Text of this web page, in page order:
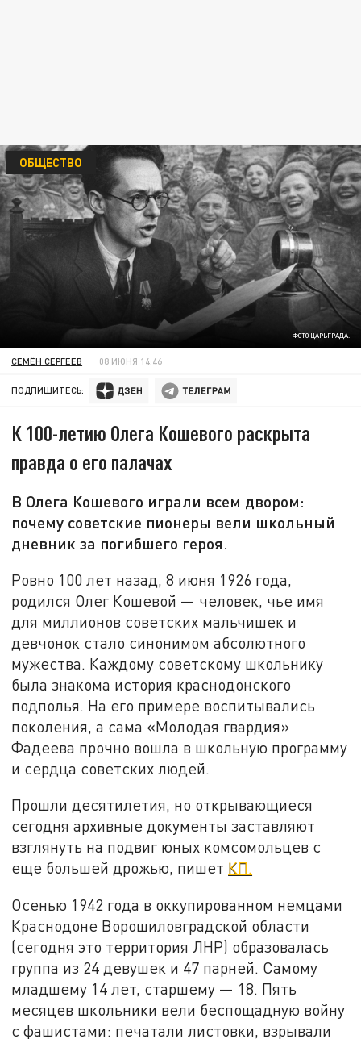
ФОТО ЦАРЬГРАДА.
ОБЩЕСТВО
СЕМЁН СЕРГЕЕВ 08 ИЮНЯ 14:46
ПОДПИШИТЕСЬ:
К 100-летию Олега Кошевого раскрыта
правда о его палачах
В Олега Кошевого играли всем двором:
почему советские пионеры вели школьный
дневник за погибшего героя.
Ровно 100 лет назад, 8 июня 1926 года,
родился Олег Кошевой — человек, чье имя
для миллионов советских мальчишек и
девчонок стало синонимом абсолютного
мужества. Каждому советскому школьнику
была знакома история краснодонского
подполья. На его примере воспитывались
поколения, а сама «Молодая гвардия»
Фадеева прочно вошла в школьную программу
и сердца советских людей.
Прошли десятилетия, но открывающиеся
сегодня архивные документы заставляют
взглянуть на подвиг юных комсомольцев с
еще большей дрожью, пишет КП.
Осенью 1942 года в оккупированном немцами
Краснодоне Ворошиловградской области
(сегодня это территория ЛНР) образовалась
группа из 24 девушек и 47 парней. Самому
младшему 14 лет, старшему — 18. Пять
месяцев школьники вели беспощадную войну
с фашистами: печатали листовки, взрывали